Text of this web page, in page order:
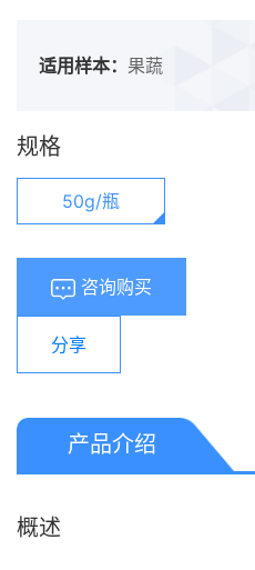
适用样本： 果蔬
规格
50g/瓶
咨询购买
分享
产品介绍
概述